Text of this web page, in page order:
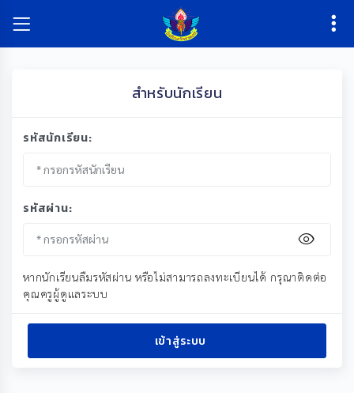
สำหรับนักเรียน
รหัสนักเรียน:
รหัสผ่าน:
หากนักเรียนลืมรหัสผ่าน หรือไม่สามารถลงทะเบียนได้ กรุณาติดต่อ
คุณครูผู้ดูแลระบบ
เข้าสู่ระบบ